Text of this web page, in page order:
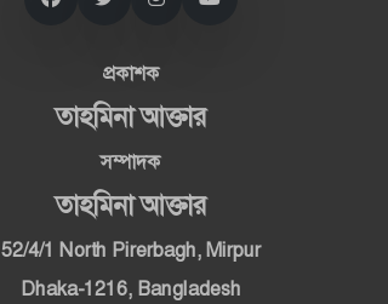
প্রকাশক
তাহমিনা আক্তার
সম্পাদক
তাহমিনা আক্তার
52/4/1 North Pirerbagh, Mirpur
Dhaka-1216, Bangladesh